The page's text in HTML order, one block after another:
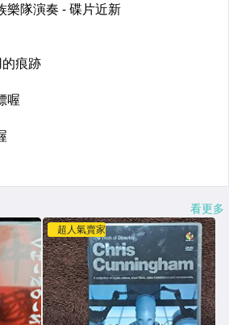
看更多
超人氣賣家